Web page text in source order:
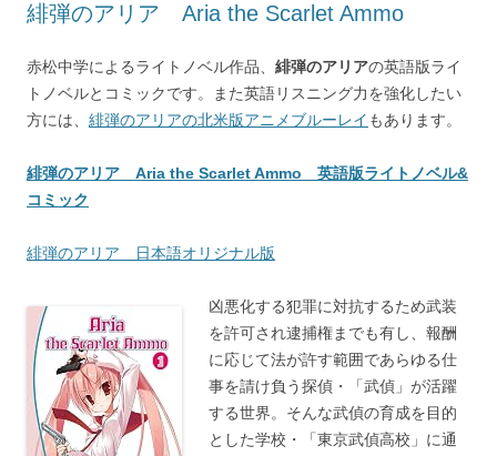
緋弾のアリア Aria the Scarlet Ammo
赤松中学によるライトノベル作品、 緋弾のアリアの英語版ライ
トノベルとコミックです。また英語リスニング力を強化したい
方には、 緋弾のアリアの北米版アニメブルーレイ もあります。
緋弾のアリア Aria the Scarlet Ammo 英語版ライトノベル&
コミック
緋弾のアリア 日本語オリジナル版
凶悪化する犯罪に対抗するため武装
を許可され逮捕権までも有し、報酬
に応じて法が許す範囲であらゆる仕
事を請け負う探偵・「武偵」が活躍
する世界。そんな武偵の育成を目的
とした学校・「東京武偵高校」に通